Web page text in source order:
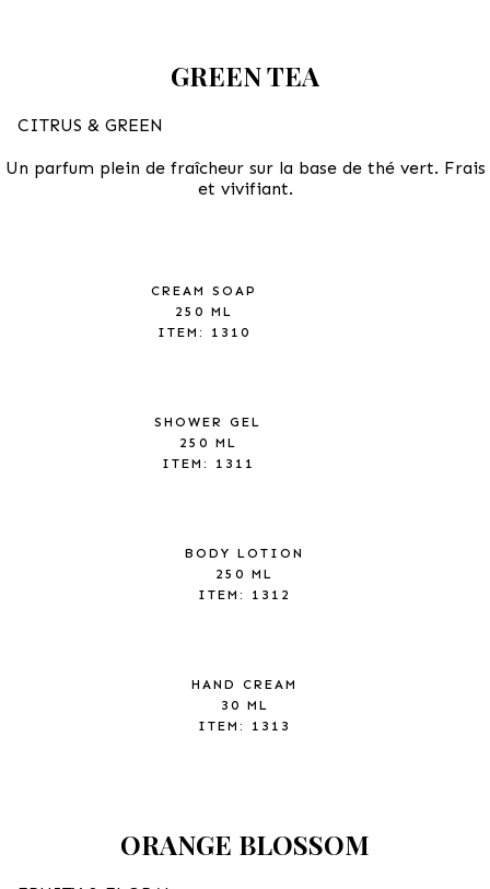
GREEN TEA
CITRUS & GREEN
Un parfum plein de fraîcheur sur la base de thé vert. Frais
et vivifiant.
CREAM SOAP
250 ML
ITEM: 1310
SHOWER GEL
250 ML
ITEM: 1311
BODY LOTION
250 ML
ITEM: 1312
HAND CREAM
30 ML
ITEM: 1313
ORANGE BLOSSOM